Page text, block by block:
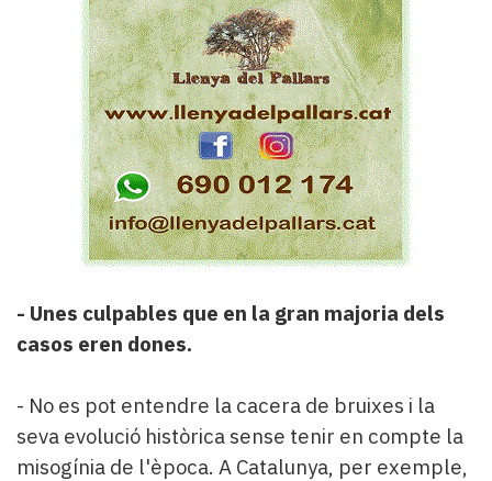
- Unes culpables que en la gran majoria dels
casos eren dones.
- No es pot entendre la cacera de bruixes i la
seva evolució històrica sense tenir en compte la
misogínia de l'època. A Catalunya, per exemple,